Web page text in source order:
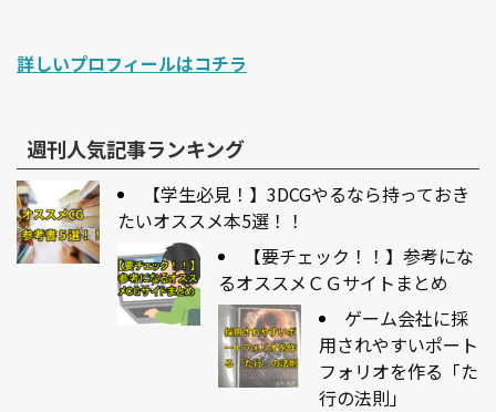
詳しいプロフィールはコチラ
週刊人気記事ランキング
【学生必見！】3DCGやるなら持っておき
たいオススメ本5選！！
【要チェック！！】参考にな
るオススメＣＧサイトまとめ
ゲーム会社に採
用されやすいポート
フォリオを作る「た
行の法則」